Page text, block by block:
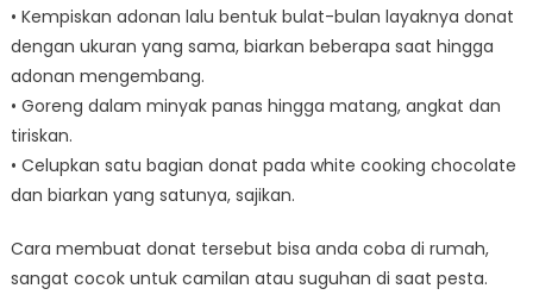
• Kempiskan adonan lalu bentuk bulat-bulan layaknya donat
dengan ukuran yang sama, biarkan beberapa saat hingga
adonan mengembang.
• Goreng dalam minyak panas hingga matang, angkat dan
tiriskan.
• Celupkan satu bagian donat pada white cooking chocolate
dan biarkan yang satunya, sajikan.
Cara membuat donat tersebut bisa anda coba di rumah,
sangat cocok untuk camilan atau suguhan di saat pesta.